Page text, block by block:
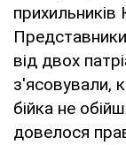
прихильників
від двох
з'ясовували,
бійка не
довелося